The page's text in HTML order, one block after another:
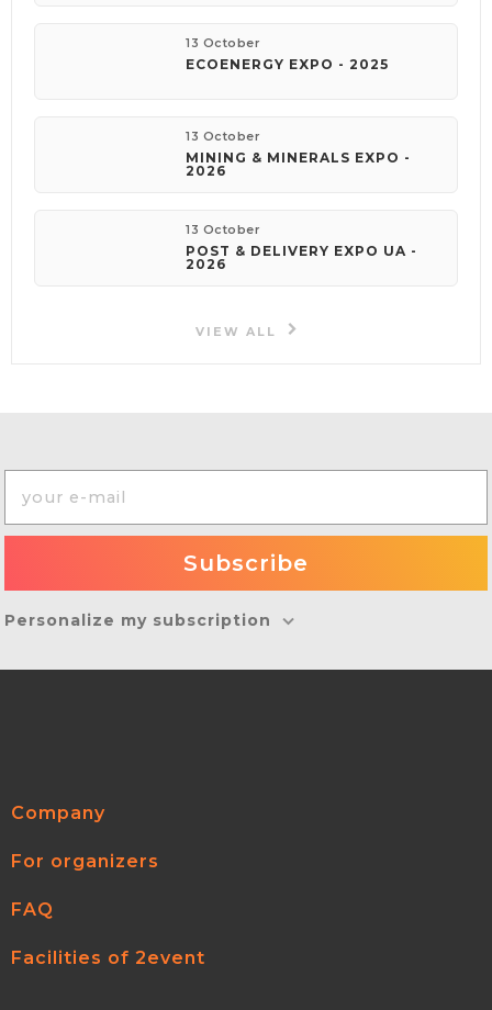
13 October
ECOENERGY EXPO - 2025
13 October
MINING & MINERALS EXPO -
2026
13 October
POST & DELIVERY EXPO UA -
2026
VIEW ALL
Personalize my subscription
Company
For organizers
FAQ
Facilities of 2event